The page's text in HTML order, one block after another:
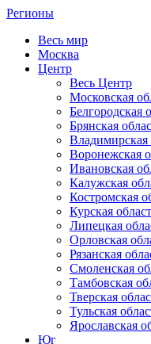
Регионы
Весь мир
Москва
Центр
Весь Центр
Московская
Белгородская
Брянская
Владимирская
Воронежская
Ивановская
Калужская
Костромская
Курская
Липецкая
Орловская
Рязанская
Смоленская
Тамбовская
Тверская
Тульская
Ярославская
Юг